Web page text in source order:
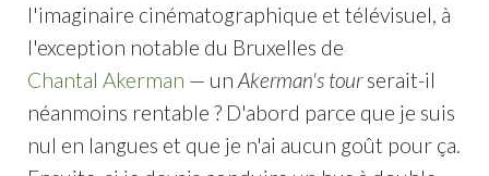
l'imaginaire cinématographique et télévisuel, à
l'exception notable du Bruxelles de
Chantal Akerman — un Akerman's tourserait-il
néanmoins rentable ? D'abord parce que je suis
nul en langues et que je n'ai aucun goût pour ça.